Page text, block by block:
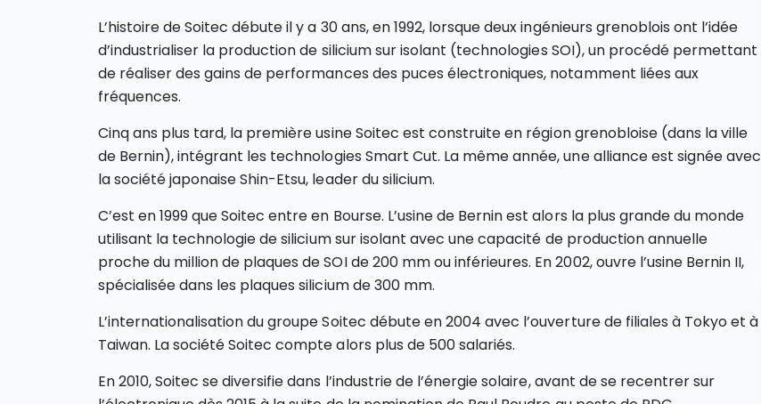
L’histoire de Soitec débute il y a 30 ans, en 1992, lorsque deux ingénieurs grenoblois ont l’idée
d’industrialiser la production de silicium sur isolant (technologies SOI), un procédé permettant
de réaliser des gains de performances des puces électroniques, notamment liées aux
fréquences.
Cinq ans plus tard, la première usine Soitec est construite en région grenobloise (dans la ville
de Bernin), intégrant les technologies Smart Cut. La même année, une alliance est signée avec
la société japonaise Shin-Etsu, leader du silicium.
C’est en 1999 que Soitec entre en Bourse. L’usine de Bernin est alors la plus grande du monde
utilisant la technologie de silicium sur isolant avec une capacité de production annuelle
proche du million de plaques de SOI de 200 mm ou inférieures. En 2002, ouvre l’usine Bernin II,
spécialisée dans les plaques silicium de 300 mm.
L’internationalisation du groupe Soitec débute en 2004 avec l’ouverture de filiales à Tokyo et à
Taiwan. La société Soitec compte alors plus de 500 salariés.
En 2010, Soitec se diversifie dans l’industrie de l’énergie solaire, avant de se recentrer sur